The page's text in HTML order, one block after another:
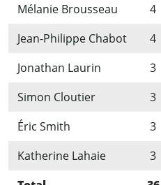
Mélanie Brousseau
4
Jean-Philippe Chabot
4
Jonathan Laurin
3
Simon Cloutier
3
Éric Smith
3
Katherine Lahaie
3